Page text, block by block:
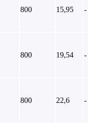
800 15,95 -
800 19,54 -
800 22,6 -